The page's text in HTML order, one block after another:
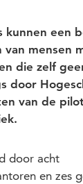
een
mensen
die zelf
door
van de
door acht
en zes